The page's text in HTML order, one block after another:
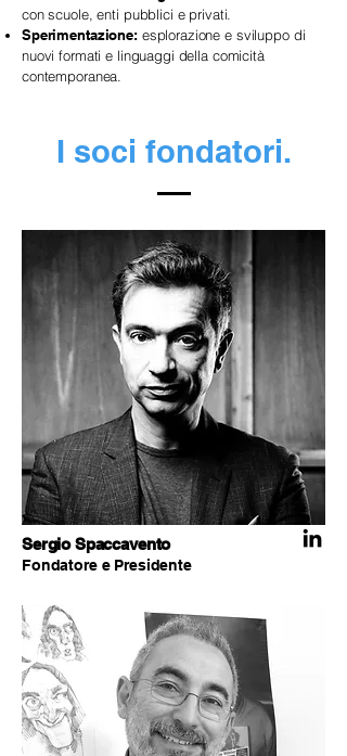
con scuole, enti pubblici e privati.
Sperimentazione:esplorazione e sviluppo di
nuovi formati e linguaggi della comicità
contemporanea.
I soci fondatori.
Sergio Spaccavento
Fondatore e Presidente